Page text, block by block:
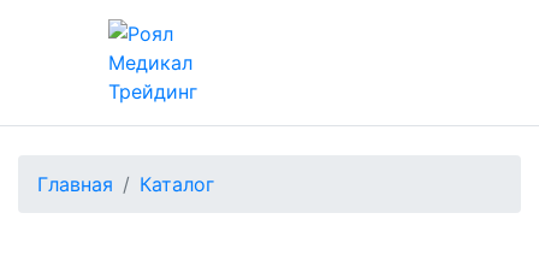
Главная Каталог